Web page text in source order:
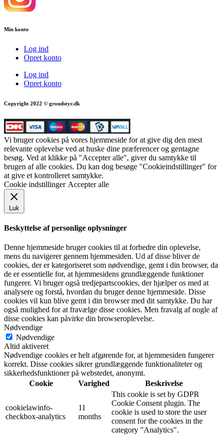
Min konto
Log ind
Opret konto
Log ind
Opret konto
Copyright 2022 © groudstyr.dk
Vi bruger cookies på vores hjemmeside for at give dig den mest
relevante oplevelse ved at huske dine præferencer og gentagne
besøg. Ved at klikke på "Accepter alle", giver du samtykke til
brugen af alle cookies. Du kan dog besøge "Cookieindstillinger" for
at give et kontrolleret samtykke.
Cookie indstillinger Accepter alle
Luk
Beskyttelse af personlige oplysninger
Denne hjemmeside bruger cookies til at forbedre din oplevelse,
mens du navigerer gennem hjemmesiden. Ud af disse bliver de
cookies, der er kategoriseret som nødvendige, gemt i din browser, da
de er essentielle for, at hjemmesidens grundlæggende funktioner
fungerer. Vi bruger også tredjepartscookies, der hjælper os med at
analysere og forstå, hvordan du bruger denne hjemmeside. Disse
cookies vil kun blive gemt i din browser med dit samtykke. Du har
også mulighed for at fravælge disse cookies. Men fravalg af nogle af
disse cookies kan påvirke din browseroplevelse.
Nødvendige
Nødvendige
Altid aktiveret
Nødvendige cookies er helt afgørende for, at hjemmesiden fungerer
korrekt. Disse cookies sikrer grundlæggende funktionaliteter og
sikkerhedsfunktioner på webstedet, anonymt.
Cookie
Varighed Beskrivelse
cookielawinfo-
checkbox-analytics
11
months
This cookie is set by GDPR
Cookie Consent plugin. The
cookie is used to store the user
consent for the cookies in the
category "Analytics".